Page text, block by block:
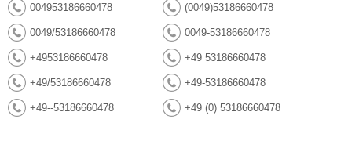
004953186660478 (0049)53186660478
0049/53186660478 0049-53186660478
+4953186660478 +49 53186660478
+49/53186660478 +49-53186660478
+49--53186660478 +49 (0) 53186660478